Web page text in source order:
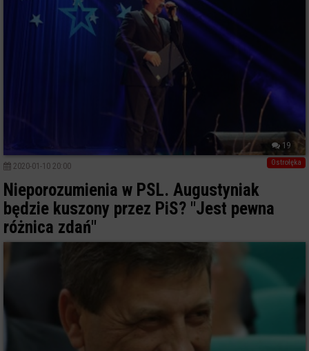
19
Ostrołęka
2020-01-10 20:00
Nieporozumienia w PSL. Augustyniak
będzie kuszony przez PiS? "Jest pewna
różnica zdań"